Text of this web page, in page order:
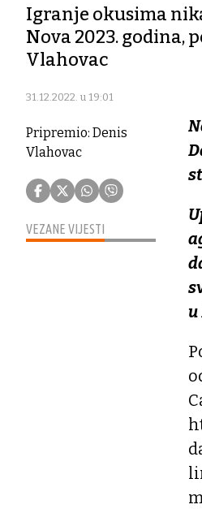
Igranje okusima
Nova 2023.
Vlahovac
31.12.2022. u 19:01
Pripremio: Denis
Vlahovac
VEZANE VIJESTI
u